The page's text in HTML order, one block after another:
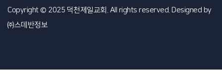
Copyright © 2025 덕천제일교회. All rights reserved. Designed by
㈜스데반정보